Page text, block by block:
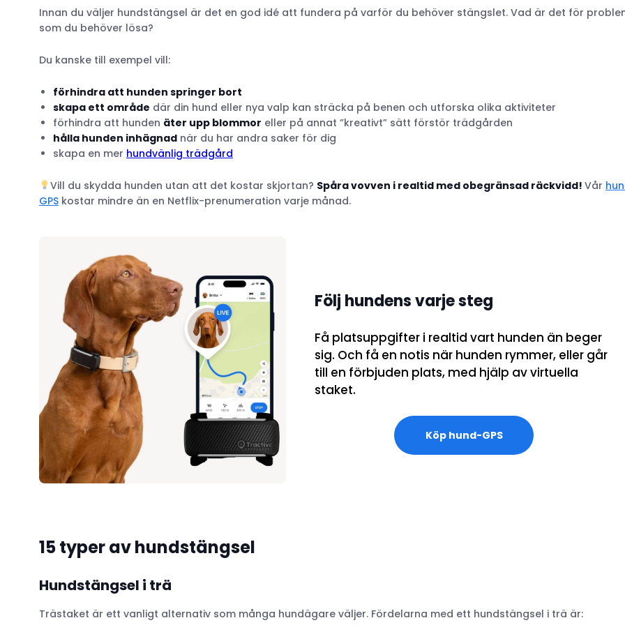
Innan du väljer hundstängsel är det en god idé att fundera på varför du behöver stängslet. Vad är det för
som du behöver lösa?
Du kanske till exempel vill:
förhindra att hunden springer bort
skapa ett område där din hund eller nya valp kan sträcka på benen och utforska olika aktiviteter
förhindra att hunden äter upp blommor eller på annat ”kreativt” sätt förstör trädgården
hålla hunden inhägnad när du har andra saker för dig
skapa en mer hundvänlig trädgård
Vill du skydda hunden utan att det kostar skjortan? Spåra vovven i realtid med obegränsad räckvidd! Vår
GPS kostar mindre än en Netflix-prenumeration varje månad.
Följ hundens varje steg
Få platsuppgifter i realtid vart hunden än beger
sig. Och få en notis när hunden rymmer, eller går
till en förbjuden plats, med hjälp av virtuella
staket.
Köp hund-GPS
15 typer av hundstängsel
Hundstängsel i trä
Trästaket är ett vanligt alternativ som många hundägare väljer. Fördelarna med ett hundstängsel i trä är: